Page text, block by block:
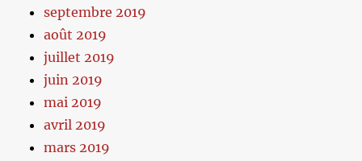
septembre 2019
août 2019
juillet 2019
juin 2019
mai 2019
avril 2019
mars 2019